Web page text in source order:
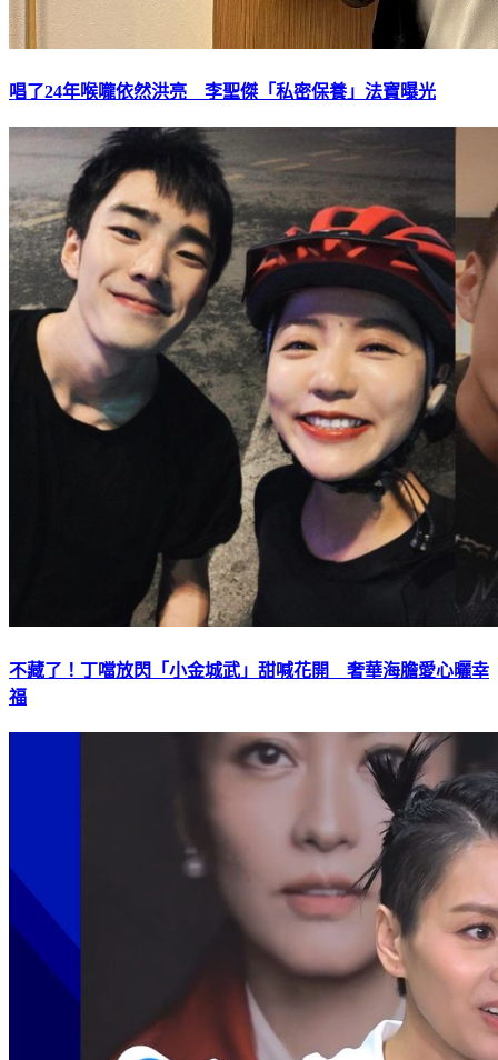
唱了24年喉嚨依然洪亮 李聖傑「私密保養」法寶曝光
不藏了！丁噹放閃「小金城武」甜喊花開 奢華海膽愛心曬幸
福